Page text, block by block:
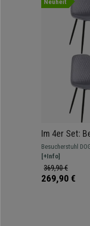
Neuheit
Im 4er Set:
SAMT, mit
Farbe Hellgrau
Besucherstuhl
Ziernähten, ideal
Samtbezug und
[+Info]
369,90 €
269,90 €